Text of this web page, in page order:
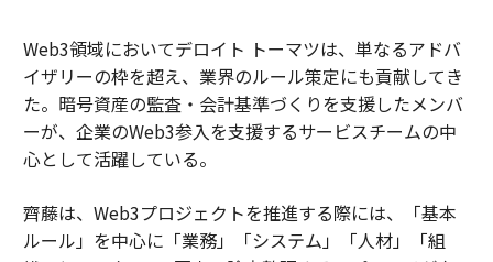
Web3領域においてデロイト トーマツは、単なるアドバ
イザリーの枠を超え、業界のルール策定にも貢献してき
た。暗号資産の監査・会計基準づくりを支援したメンバ
ーが、企業のWeb3参入を支援するサービスチームの中
心として活躍している。
齊藤は、Web3プロジェクトを推進する際には、「基本
ルール」を中心に「業務」「システム」「人材」「組